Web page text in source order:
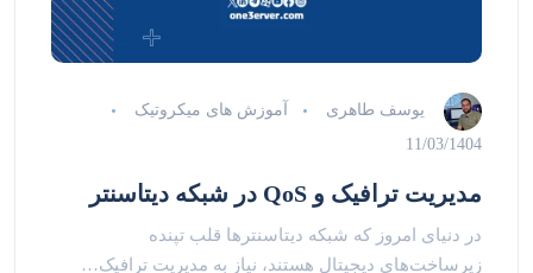
یوسف طاهری
آموزش های میکروتیک
11/03/1404
مدیریت ترافیک و QoS در شبکه دیتاسنتر
در دنیای امروز که شبکه دیتاسنتر‌ها قلب تپنده
زیرساخت‌های دیجیتال هستند، نیاز به مدیریت ترافیک…